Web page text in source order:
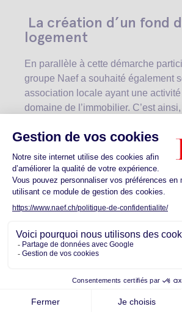
La création d’un fond
logement
En parallèle à cette démarche
groupe Naef a souhaité également
association locale ayant une
domaine de l’immobilier. C’est
Centre social protestant de Genève,
de CHF 40’000.- du groupe Naef. Le
fonds est d’accorder une aide
personnes ou aux familles qui ont
paiement du loyer.
Liste des associations